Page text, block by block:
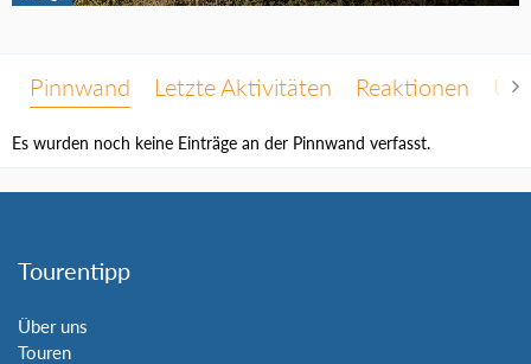
Pinnwand Letzte Aktivitäten Reaktionen
Es wurden noch keine Einträge an der Pinnwand verfasst.
Tourentipp
Über uns
Touren